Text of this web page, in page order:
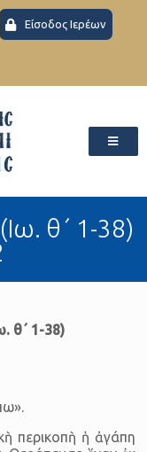
Είσοδος Ιερέων
θ΄ 1-38)
θ΄ 1-38)
πε­ρι­κοπὴ ἡ ἀ­γάπη